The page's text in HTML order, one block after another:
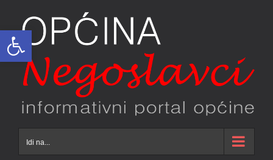
Open toolbar
content
Idi na...